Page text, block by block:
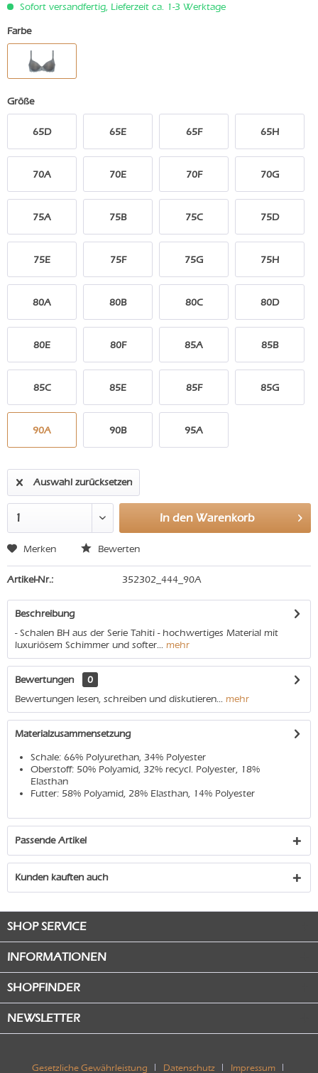
Sofort versandfertig, Lieferzeit ca. 1-3 Werktage
Farbe
Größe
65D 65E 65F 65H
70A 70E 70F 70G
75A 75B 75C 75D
75E 75F 75G 75H
80A 80B 80C 80D
80E 80F 85A 85B
85C 85E 85F 85G
90A 90B 95A
Auswahl zurücksetzen
In den Warenkorb
Merken Bewerten
Artikel-Nr.: 352302_444_90A
Beschreibung
- Schalen BH aus der Serie Tahiti - hochwertiges Material mit
luxuriösem Schimmer und softer... mehr
Bewertungen
0
Bewertungen lesen, schreiben und diskutieren... mehr
Materialzusammensetzung
Schale: 66% Polyurethan, 34% Polyester
Oberstoff: 50% Polyamid, 32% recycl. Polyester, 18%
Elasthan
Futter: 58% Polyamid, 28% Elasthan, 14% Polyester
Passende Artikel
Kunden kauften auch
SHOP SERVICE
INFORMATIONEN
SHOPFINDER
NEWSLETTER
Gesetzliche Gewährleistung Datenschutz Impressum